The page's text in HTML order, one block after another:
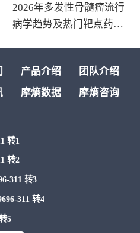
2026年多发性骨髓瘤流行
病学趋势及热门靶点药物
产品介绍
团队介绍
摩熵数据
摩熵咨询
转1
转2
311 转3
311 转4
5